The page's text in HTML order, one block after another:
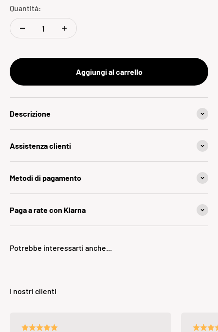
Quantità:
Aggiungi al carrello
Descrizione
Assistenza clienti
Metodi di pagamento
Paga a rate con Klarna